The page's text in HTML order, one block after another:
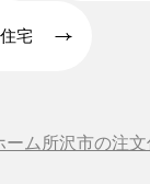
宅
ム所沢市の注